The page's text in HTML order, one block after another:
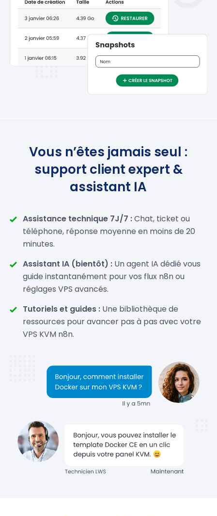
Vous n’êtes jamais seul :
support client expert &
assistant IA
Assistance technique 7J/7 :Chat, ticket ou
téléphone, réponse moyenne en moins de 20
minutes.
Assistant IA (bientôt) : Un agent IA dédié vous
guide instantanément pour vos flux n8n ou
réglages VPS avancés.
Tutoriels et guides : Une bibliothèque de
ressources pour avancer pas à pas avec votre
VPS KVM n8n.